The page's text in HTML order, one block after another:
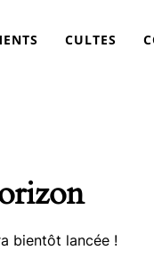
CULTES
bientôt lancée !